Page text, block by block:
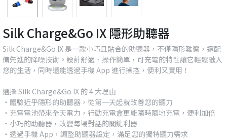
Silk Charge&Go IX 隱形助聽器
Silk Charge&Go IX 是一款小巧且貼合的助聽器，不僅隱形難察，還配
備先進的降噪技術。設計舒適、操作簡單，可充電的特性讓它輕鬆融入
您的生活，同時還能透過手機 App 進行操控，便利又實用！
選擇 Silk Charge&Go IX 的 4 大理由
・體驗近乎隱形的助聽器，從第一天起就改善您的聽力
・充電電池帶來全天電力，行動充電盒更能隨時隨地充電，便利加倍
・小巧的助聽器，改變每場對話的關鍵利器
・透過手機 App，調整助聽器設定，滿足您的獨特聽力需求